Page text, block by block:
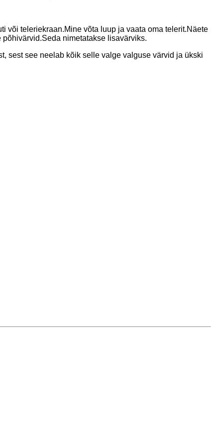
või teleriekraan.Mine võta luup ja vaata oma telerit.Näete
nimetatakse lisavärviks.
sest see neelab kõik selle valge valguse värvid ja ükski